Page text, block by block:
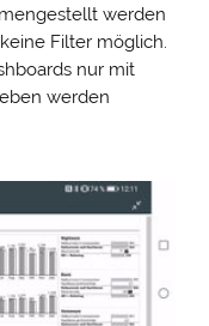
werden
Filter möglich.
nur mit
werden